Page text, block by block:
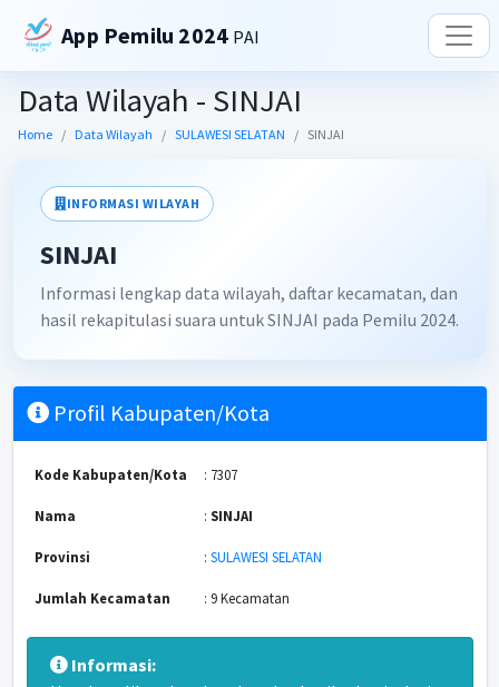
App Pemilu 2024 PAI
Data Wilayah - SINJAI
Home Data Wilayah SULAWESI SELATAN SINJAI
INFORMASI WILAYAH
SINJAI
Informasi lengkap data wilayah, daftar kecamatan, dan
hasil rekapitulasi suara untuk SINJAI pada Pemilu 2024.
Profil Kabupaten/Kota
Kode Kabupaten/Kota : 7307
Nama : SINJAI
Provinsi : SULAWESI SELATAN
Jumlah Kecamatan : 9 Kecamatan
Informasi: